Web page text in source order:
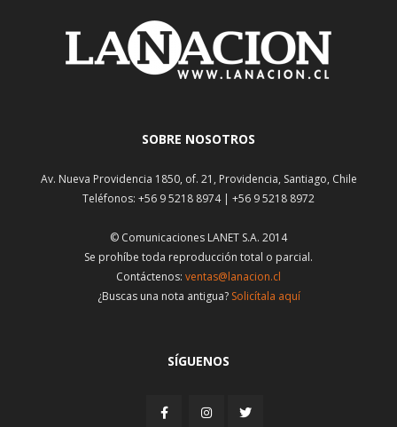
SOBRE NOSOTROS
Av. Nueva Providencia 1850, of. 21, Providencia, Santiago, Chile
Teléfonos: +56 9 5218 8974 | +56 9 5218 8972
© Comunicaciones LANET S.A. 2014
Se prohíbe toda reproducción total o parcial.
Contáctenos: ventas@lanacion.cl
¿Buscas una nota antigua? Solicítala aquí
SÍGUENOS